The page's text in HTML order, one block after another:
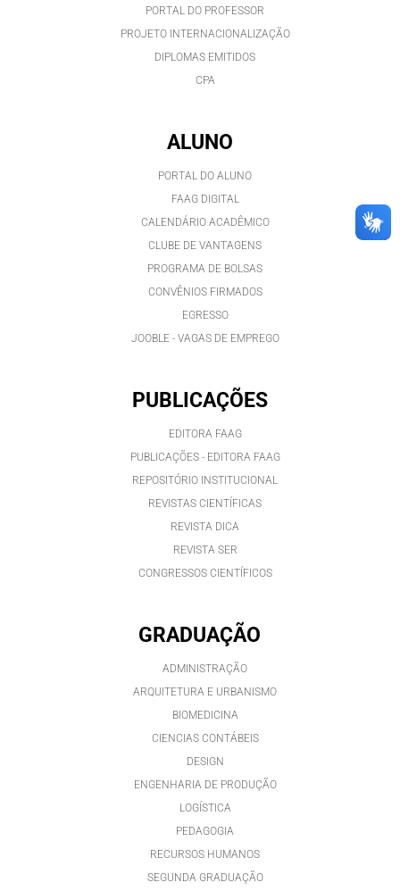
PORTAL DO PROFESSOR
PROJETO INTERNACIONALIZAÇÃO
DIPLOMAS EMITIDOS
CPA
ALUNO
PORTAL DO ALUNO
FAAG DIGITAL
CALENDÁRIO ACADÊMICO
CLUBE DE VANTAGENS
PROGRAMA DE BOLSAS
CONVÊNIOS FIRMADOS
EGRESSO
JOOBLE - VAGAS DE EMPREGO
PUBLICAÇÕES
EDITORA FAAG
PUBLICAÇÕES - EDITORA FAAG
REPOSITÓRIO INSTITUCIONAL
REVISTAS CIENTÍFICAS
REVISTA DICA
REVISTA SER
CONGRESSOS CIENTÍFICOS
GRADUAÇÃO
ADMINISTRAÇÃO
ARQUITETURA E URBANISMO
BIOMEDICINA
CIENCIAS CONTÁBEIS
DESIGN
ENGENHARIA DE PRODUÇÃO
LOGÍSTICA
PEDAGOGIA
RECURSOS HUMANOS
SEGUNDA GRADUAÇÃO